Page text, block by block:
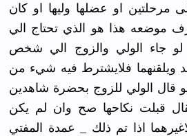
مرحلتين او عضلها وليها او كان
موضعه هذا هو الذي تحتاج الي
لو جاء الولي والزوج الي شخص
ويلقنهما فلايشترط فيه شيء من
قال الولي للزوج بحضرة شاهدين
قبلت نكاحها صح وان لم يكن
اذا تم ذلك _ عمدة المفتي